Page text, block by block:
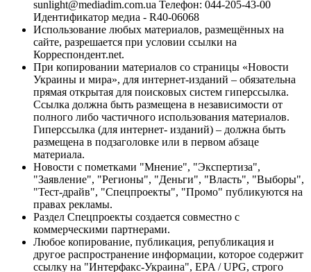
sunlight@mediadim.com.ua Телефон: 044-205-43-00
Идентификатор медиа - R40-06068
Использование любых материалов, размещённых на
сайте, разрешается при условии ссылки на
Корреспондент.net.
При копировании материалов со страницы «Новости
Украины и мира», для интернет-изданий – обязательна
прямая открытая для поисковых систем гиперссылка.
Ссылка должна быть размещена в независимости от
полного либо частичного использования материалов.
Гиперссылка (для интернет- изданий) – должна быть
размещена в подзаголовке или в первом абзаце
материала.
Новости с пометками "Мнение", "Экспертиза",
"Заявление", "Регионы", "Деньги", "Власть", "Выборы",
"Тест-драйв", "Спецпроекты", "Промо" публикуются на
правах рекламы.
Раздел Спецпроекты создается совместно с
коммерческими партнерами.
Любое копирование, публикация, републикация и
другое распространение информации, которое содержит
ссылку на "Интерфакс-Украина", EPA / UPG, строго